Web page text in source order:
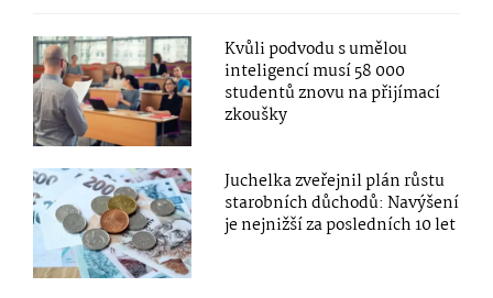
Kvůli podvodu s umělou
inteligencí musí 58 000
studentů znovu na přijímací
zkoušky
Juchelka zveřejnil plán růstu
starobních důchodů: Navýšení
je nejnižší za posledních 10 let